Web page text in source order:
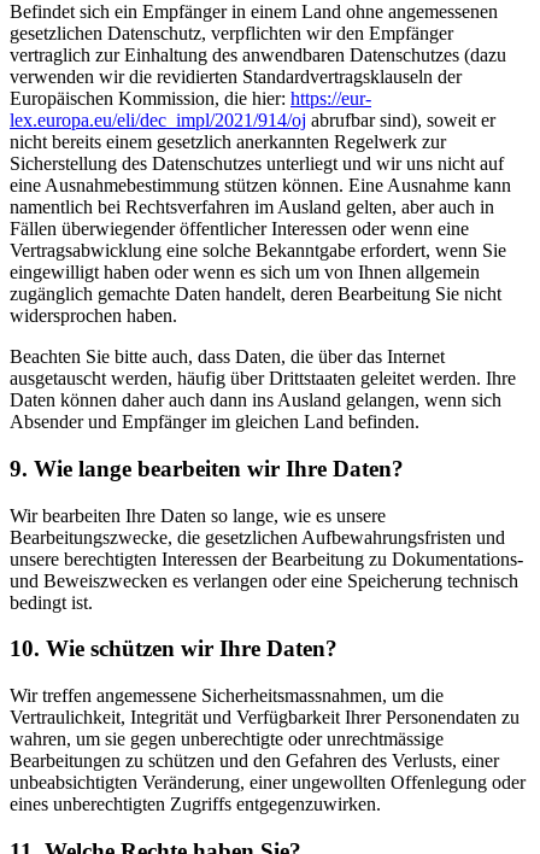
Befindet sich ein Empfänger in einem Land ohne angemessenen
gesetzlichen Datenschutz, verpflichten wir den Empfänger
vertraglich zur Einhaltung des anwendbaren Datenschutzes (dazu
verwenden wir die revidierten Standardvertragsklauseln der
Europäischen Kommission, die hier: https://eur-
lex.europa.eu/eli/dec_impl/2021/914/oj abrufbar sind), soweit er
nicht bereits einem gesetzlich anerkannten Regelwerk zur
Sicherstellung des Datenschutzes unterliegt und wir uns nicht auf
eine Ausnahmebestimmung stützen können. Eine Ausnahme kann
namentlich bei Rechtsverfahren im Ausland gelten, aber auch in
Fällen überwiegender öffentlicher Interessen oder wenn eine
Vertragsabwicklung eine solche Bekanntgabe erfordert, wenn Sie
eingewilligt haben oder wenn es sich um von Ihnen allgemein
zugänglich gemachte Daten handelt, deren Bearbeitung Sie nicht
widersprochen haben.
Beachten Sie bitte auch, dass Daten, die über das Internet
ausgetauscht werden, häufig über Drittstaaten geleitet werden. Ihre
Daten können daher auch dann ins Ausland gelangen, wenn sich
Absender und Empfänger im gleichen Land befinden.
9. Wie lange bearbeiten wir Ihre Daten?
Wir bearbeiten Ihre Daten so lange, wie es unsere
Bearbeitungszwecke, die gesetzlichen Aufbewahrungsfristen und
unsere berechtigten Interessen der Bearbeitung zu Dokumentations-
und Beweiszwecken es verlangen oder eine Speicherung technisch
bedingt ist.
10. Wie schützen wir Ihre Daten?
Wir treffen angemessene Sicherheitsmassnahmen, um die
Vertraulichkeit, Integrität und Verfügbarkeit Ihrer Personendaten zu
wahren, um sie gegen unberechtigte oder unrechtmässige
Bearbeitungen zu schützen und den Gefahren des Verlusts, einer
unbeabsichtigten Veränderung, einer ungewollten Offenlegung oder
eines unberechtigten Zugriffs entgegenzuwirken.